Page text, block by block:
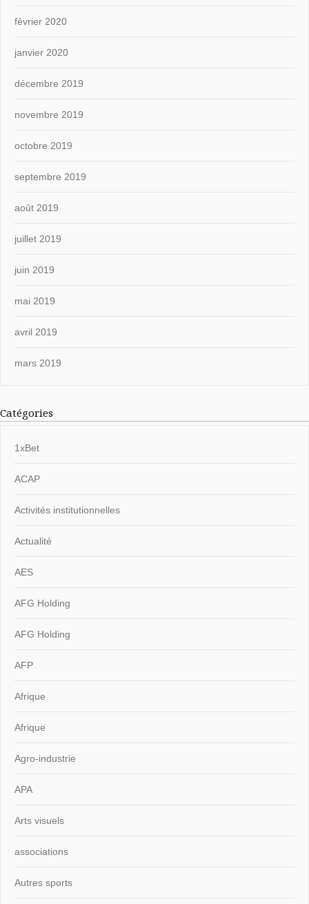
février 2020
janvier 2020
décembre 2019
novembre 2019
octobre 2019
septembre 2019
août 2019
juillet 2019
juin 2019
mai 2019
avril 2019
mars 2019
Catégories
1xBet
ACAP
Activités institutionnelles
Actualité
AES
AFG Holding
AFG Holding
AFP
Afrique
Afrique
Agro-industrie
APA
Arts visuels
associations
Autres sports